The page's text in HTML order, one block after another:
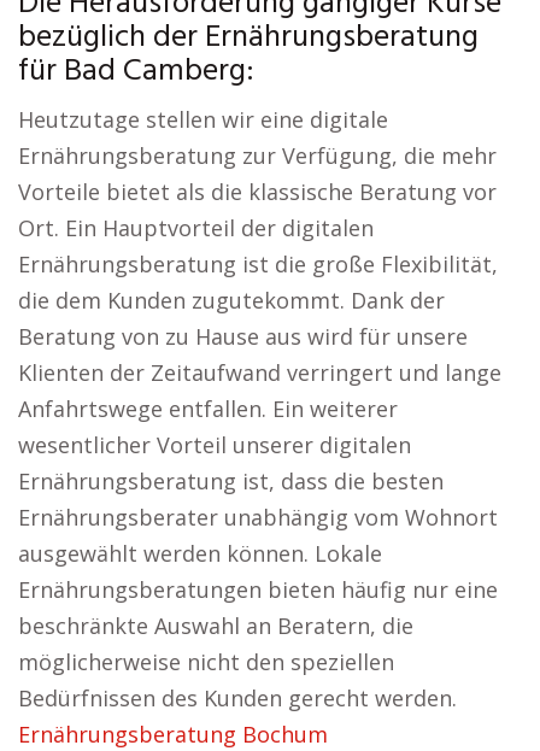
bezüglich der Ernährungsberatung
für Bad Camberg:
Heutzutage stellen wir eine digitale
Ernährungsberatung zur Verfügung, die mehr
Vorteile bietet als die klassische Beratung vor
Ort. Ein Hauptvorteil der digitalen
Ernährungsberatung ist die große Flexibilität,
die dem Kunden zugutekommt. Dank der
Beratung von zu Hause aus wird für unsere
Klienten der Zeitaufwand verringert und lange
Anfahrtswege entfallen. Ein weiterer
wesentlicher Vorteil unserer digitalen
Ernährungsberatung ist, dass die besten
Ernährungsberater unabhängig vom Wohnort
ausgewählt werden können. Lokale
Ernährungsberatungen bieten häufig nur eine
beschränkte Auswahl an Beratern, die
möglicherweise nicht den speziellen
Bedürfnissen des Kunden gerecht werden.
Ernährungsberatung Bochum